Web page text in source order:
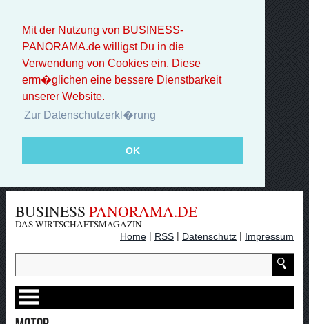
Mit der Nutzung von BUSINESS-
PANORAMA.de willigst Du in die
Verwendung von Cookies ein. Diese
erm�glichen eine bessere Dienstbarkeit
unserer Website.
Zur Datenschutzerkl�rung
OK
BUSINESS PANORAMA.DE
DAS WIRTSCHAFTSMAGAZIN
Home | RSS | Datenschutz | Impressum